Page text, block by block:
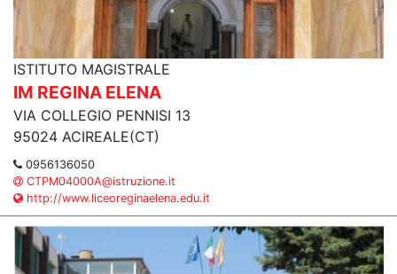
ISTITUTO MAGISTRALE
IM REGINA ELENA
VIA COLLEGIO PENNISI 13
95024 ACIREALE(CT)
0956136050
CTPM04000A@istruzione.it
http://www.liceoreginaelena.edu.it